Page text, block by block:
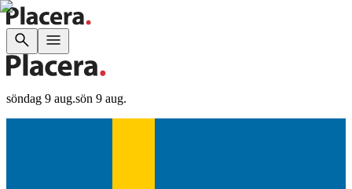
söndag 9 aug.sön 9 aug.